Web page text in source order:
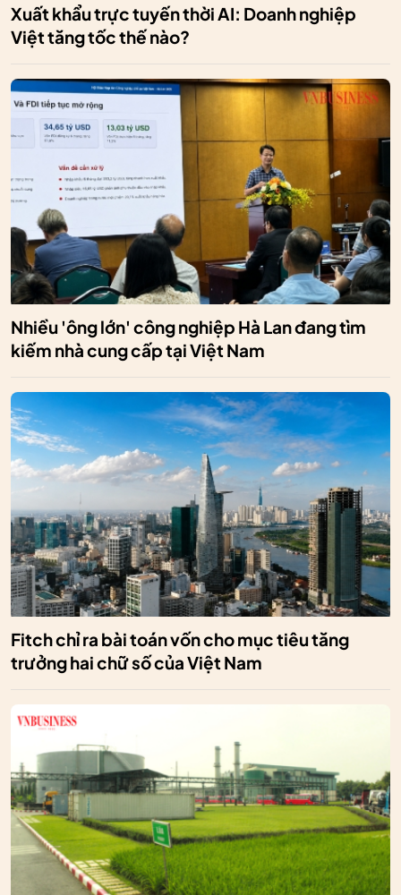
Xuất khẩu trực tuyến thời AI: Doanh nghiệp
Việt tăng tốc thế nào?
Nhiều 'ông lớn' công nghiệp Hà Lan đang tìm
kiếm nhà cung cấp tại Việt Nam
Fitch chỉ ra bài toán vốn cho mục tiêu tăng
trưởng hai chữ số của Việt Nam